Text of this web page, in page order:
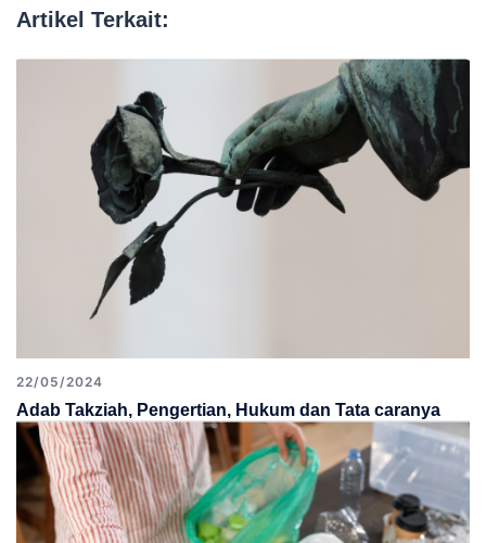
Artikel Terkait:
22/05/2024
Adab Takziah, Pengertian, Hukum dan Tata caranya